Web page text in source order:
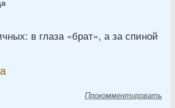
в глаза «брат», а за спиной
Прокомментировать